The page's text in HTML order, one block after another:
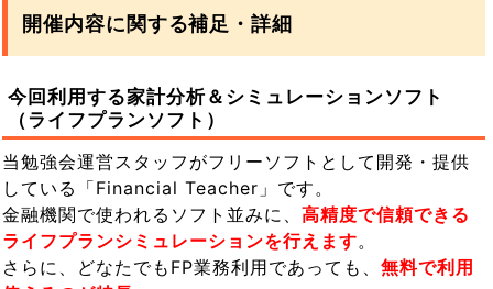
開催内容に関する補足・詳細
今回利用する家計分析＆シミュレーションソフト
（ライフプランソフト）
当勉強会運営スタッフがフリーソフトとして開発・提供
している「Financial Teacher」です。
金融機関で使われるソフト並みに、高精度で信頼できる
ライフプランシミュレーションを行えます。
さらに、どなたでもFP業務利用であっても、無料で利用